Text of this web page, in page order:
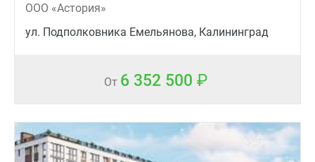
ООО «Астория»
ул. Подполковника Емельянова, Калининград
От 6 352 500